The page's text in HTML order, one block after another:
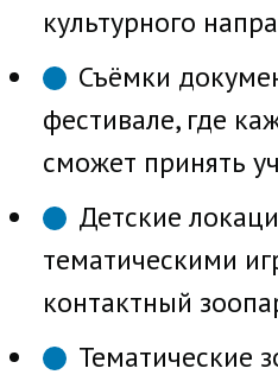
культурного
Съёмки
фестивале, где
сможет принять
Детские
тематическими
контактный
Тематические